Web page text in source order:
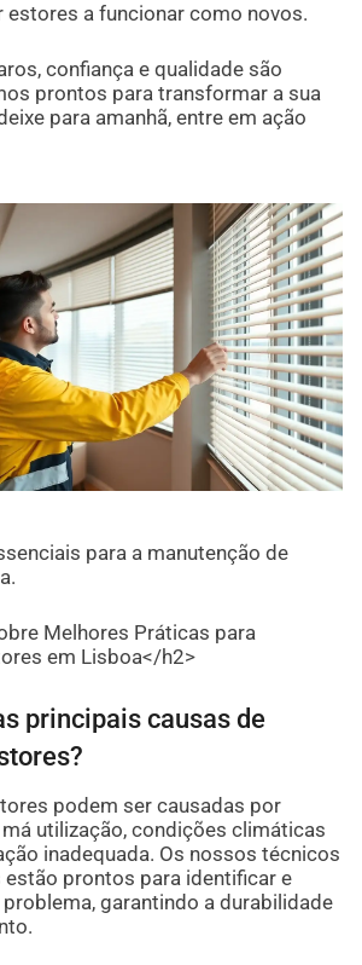
estores a funcionar como novos.
confiança e qualidade são
prontos para transformar a sua
para amanhã, entre em ação
para a manutenção de
Melhores Práticas para
em Lisboa</h2>
principais causas de
podem ser causadas por
utilização, condições climáticas
inadequada. Os nossos técnicos
estão prontos para identificar e
garantindo a durabilidade